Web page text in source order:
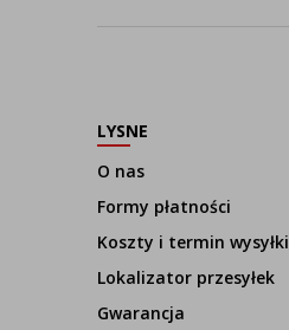
LYSNE
O nas
Formy płatności
Koszty i termin wysyłki
Lokalizator przesyłek
Gwarancja